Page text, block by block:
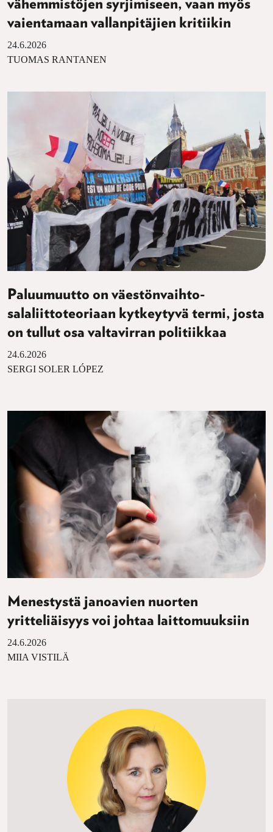
vähemmistöjen syrjimiseen, vaan myös
vaientamaan vallanpitäjien kritiikin
24.6.2026
TUOMAS RANTANEN
Paluumuutto on väestönvaihto-
salaliittoteoriaan kytkeytyvä termi, josta
on tullut osa valtavirran politiikkaa
24.6.2026
SERGI SOLER LÓPEZ
Menestystä janoavien nuorten
yritteliäisyys voi johtaa laittomuuksiin
24.6.2026
MIIA VISTILÄ